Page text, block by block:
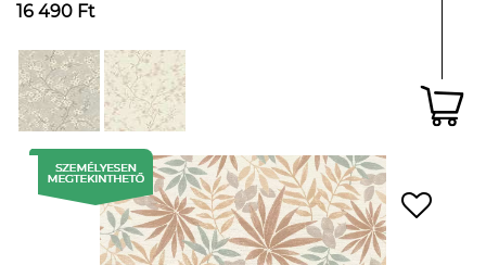
16 490 Ft